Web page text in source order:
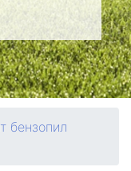
бензопил